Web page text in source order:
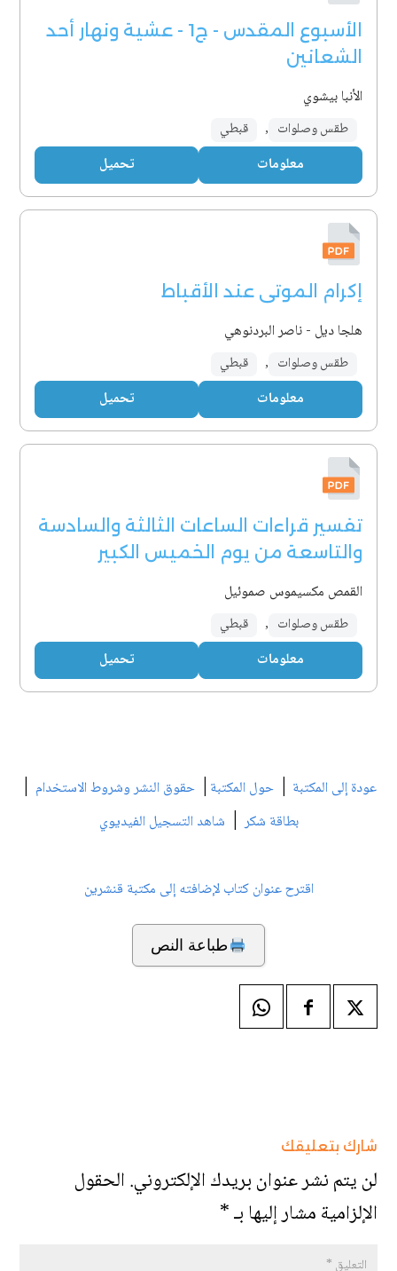
الأسبوع المقدس - ج1 - عشية ونهار أحد
الشعانين
الأنبا بيشوي
طقس وصلوات , قبطي
معلومات تحميل
إكرام الموتى عند الأقباط
هلجا ديل - ناصر البردنوهي
طقس وصلوات , قبطي
معلومات تحميل
تفسير قراءات الساعات الثالثة والسادسة
والتاسعة من يوم الخميس الكبير
القمص مكسيموس صموئيل
طقس وصلوات , قبطي
معلومات تحميل
عودة إلى المكتبة | حول المكتبة | حقوق النشر وشروط الاستخدام |
بطاقة شكر| شاهد التسجيل الفيديوي
اقترح عنوان كتاب لإضافته إلى مكتبة قنشرين
طباعة النص
شارك بتعليقك
لن يتم نشر عنوان بريدك الإلكتروني.الحقول
الإلزامية مشار إليها بـ*